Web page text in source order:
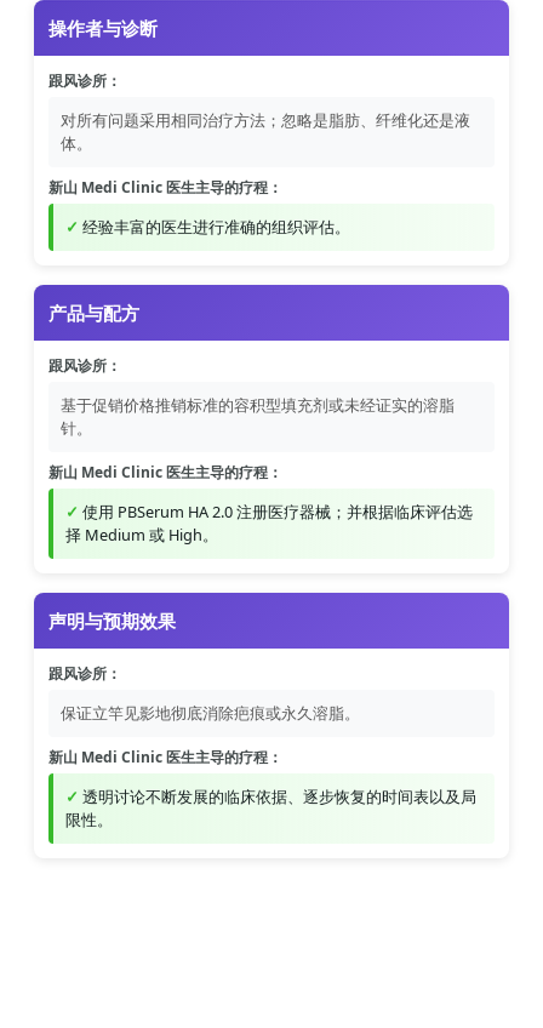
操作者与诊断
跟风诊所：
对所有问题采用相同治疗方法；忽略是脂肪、纤维化还是液
体。
新山 Medi Clinic 医生主导的疗程：
经验丰富的医生进行准确的组织评估。
产品与配方
跟风诊所：
基于促销价格推销标准的容积型填充剂或未经证实的溶脂
针。
新山 Medi Clinic 医生主导的疗程：
使用 PBSerum HA 2.0 注册医疗器械；并根据临床评估选
择 Medium 或 High。
声明与预期效果
跟风诊所：
保证立竿见影地彻底消除疤痕或永久溶脂。
新山 Medi Clinic 医生主导的疗程：
透明讨论不断发展的临床依据、逐步恢复的时间表以及局
限性。